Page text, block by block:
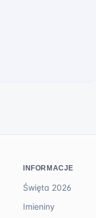
INFORMACJE
Święta 2026
Imieniny